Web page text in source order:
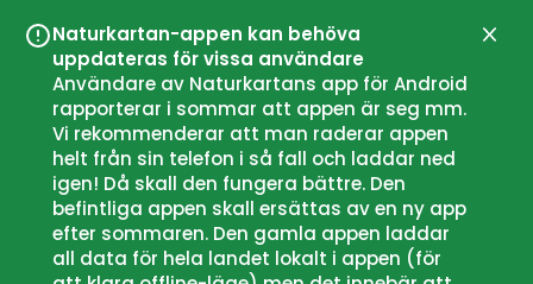
Naturkartan-appen kan behöva
uppdateras för vissa användare
Användare av Naturkartans app för Android
rapporterar i sommar att appen är seg mm.
Vi rekommenderar att man raderar appen
helt från sin telefon i så fall och laddar ned
igen! Då skall den fungera bättre. Den
befintliga appen skall ersättas av en ny app
efter sommaren. Den gamla appen laddar
all data för hela landet lokalt i appen (för
Sulje